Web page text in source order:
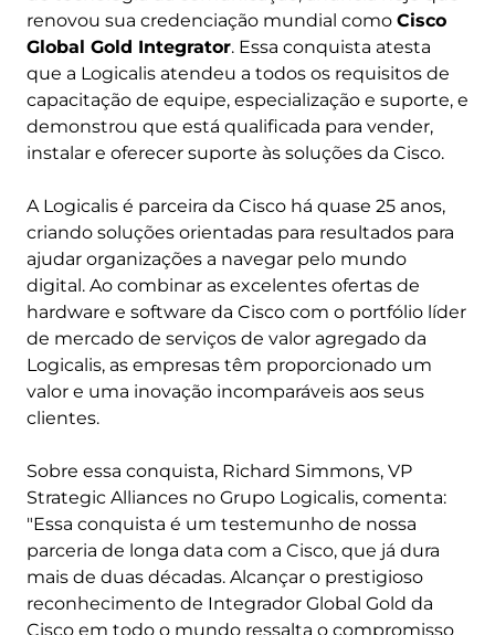
renovou sua credenciação mundial como Cisco
Global Gold Integrator. Essa conquista atesta
que a Logicalis atendeu a todos os requisitos de
capacitação de equipe, especialização e suporte, e
demonstrou que está qualificada para vender,
instalar e oferecer suporte às soluções da Cisco.
A Logicalis é parceira da Cisco há quase 25 anos,
criando soluções orientadas para resultados para
ajudar organizações a navegar pelo mundo
digital. Ao combinar as excelentes ofertas de
hardware e software da Cisco com o portfólio líder
de mercado de serviços de valor agregado da
Logicalis, as empresas têm proporcionado um
valor e uma inovação incomparáveis aos seus
clientes.
Sobre essa conquista, Richard Simmons, VP
Strategic Alliances no Grupo Logicalis, comenta:
"Essa conquista é um testemunho de nossa
parceria de longa data com a Cisco, que já dura
mais de duas décadas. Alcançar o prestigioso
reconhecimento de Integrador Global Gold da
Cisco em todo o mundo ressalta o compromisso